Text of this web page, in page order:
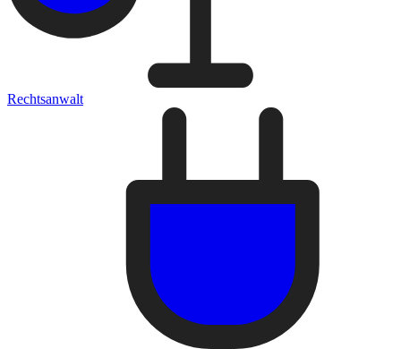
Rechtsanwalt